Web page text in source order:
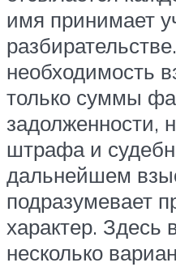
имя принимает
необходимость
только суммы
задолженности,
штрафа и
дальнейшем
подразумевает
характер. Здесь
несколько